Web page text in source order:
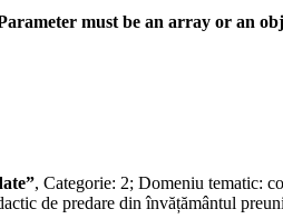
must be an array or an
, Categorie: 2; Domeniu tematic:
de predare din învățământul